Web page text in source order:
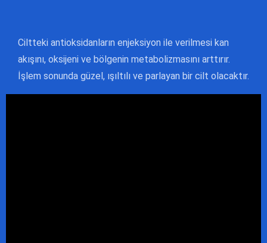
Ciltteki antioksidanların enjeksiyon ile verilmesi kan
akışını, oksijeni ve bölgenin metabolizmasını arttırır.
İşlem sonunda güzel, ışıltılı ve parlayan bir cilt olacaktır.